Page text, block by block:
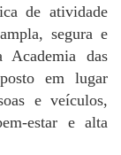
de atividade
segura e
Academia das
em lugar
e veículos,
estar e alta